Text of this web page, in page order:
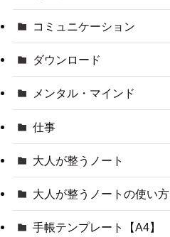
コミュニケーション
ダウンロード
メンタル・マインド
仕事
大人が整うノート
大人が整うノートの使い方
手帳テンプレート【A4】